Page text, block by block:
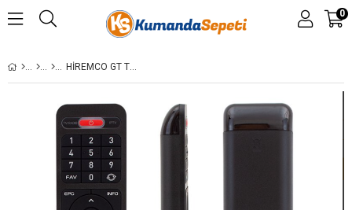
0
HIREMCO GT TURBO V8D FULL HD MINI UYDU ALICI KUMANDASI